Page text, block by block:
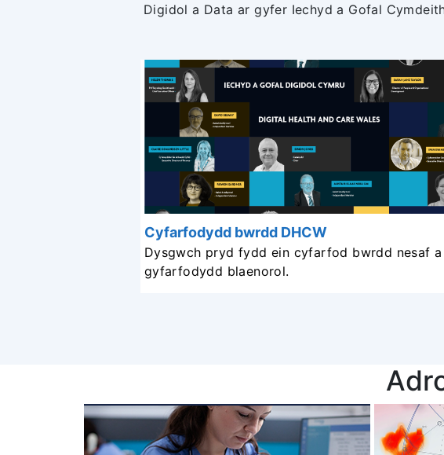
Digidol a Data ar gyfer Iechyd a Gofal
Cyfarfodydd bwrdd DHCW
Dysgwch pryd fydd ein cyfarfod bwrdd nesaf
gyfarfodydd blaenorol.